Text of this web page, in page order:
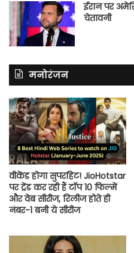
ईरान पर
चेतावनी
मनोरंजन
वीकेंड होगा सुपरहिट! JioHotstar
पर ट्रेंड कर रही हैं टॉप 10 फिल्में
और वेब सीरीज, रिलीज होते ही
नंबर-1 बनी ये सीरीज